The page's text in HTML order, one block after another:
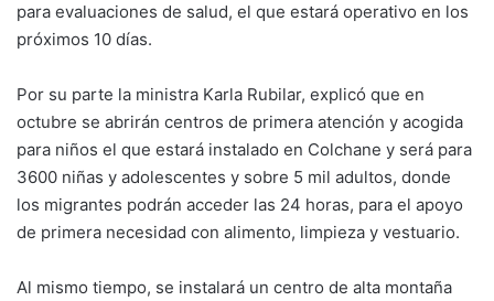
para evaluaciones de salud, el que estará operativo en los
próximos 10 días.
Por su parte la ministra Karla Rubilar, explicó que en
octubre se abrirán centros de primera atención y acogida
para niños el que estará instalado en Colchane y será para
3600 niñas y adolescentes y sobre 5 mil adultos, donde
los migrantes podrán acceder las 24 horas, para el apoyo
de primera necesidad con alimento, limpieza y vestuario.
Al mismo tiempo, se instalará un centro de alta montaña